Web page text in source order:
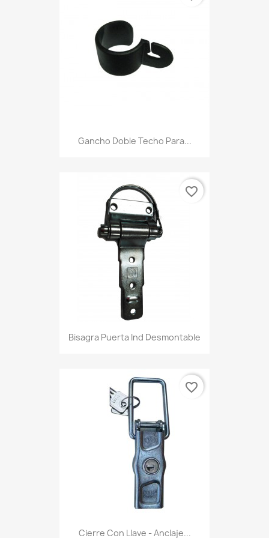
Gancho Doble Techo Para...
Bisagra Puerta Ind Desmontable
favorite_border
Cierre Con Llave - Anclaje...
favorite_border